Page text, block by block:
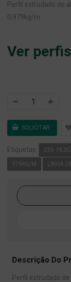
Perfil extrudado de
0,979kg/m.
Ver
Etiquetas: 235-
979KG/M LINHA 28
Descrição Do
Perfil extrudado